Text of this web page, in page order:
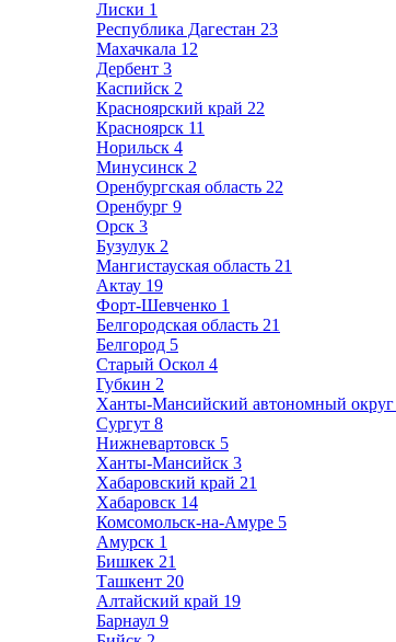
Лиски 1
Республика Дагестан 23
Махачкала 12
Дербент 3
Каспийск 2
Красноярский край 22
Красноярск 11
Норильск 4
Минусинск 2
Оренбургская область 22
Оренбург 9
Орск 3
Бузулук 2
Мангистауская область 21
Актау 19
Форт-Шевченко 1
Белгородская область 21
Белгород 5
Старый Оскол 4
Губкин 2
Ханты-Мансийский автономный округ
Сургут 8
Нижневартовск 5
Ханты-Мансийск 3
Хабаровский край 21
Хабаровск 14
Комсомольск-на-Амуре 5
Амурск 1
Бишкек 21
Ташкент 20
Алтайский край 19
Барнаул 9